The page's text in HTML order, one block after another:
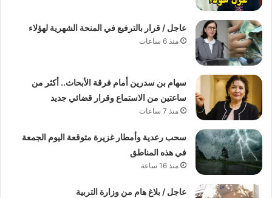
عاجل / قرار بالترفيع في المنحة الشهرية لهؤلاء
منذ 6 ساعات
سهام بن سدرين أمام فرقة الأبحاث.. أكثر من
ساعتين من الاستماع وقرار قضائي جديد
منذ 7 ساعات
سحب رعدية وأمطار غزيرة متوقعة اليوم الجمعة
في هذه المناطق
منذ 16 ساعة
عاجل / بلاغ هام من وزارة التربية